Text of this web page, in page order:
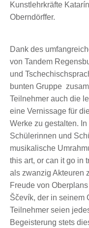
Kunstlehrkräfte
Oberndörffer.
Dank des
von Tandem
und
bunten Gruppe
Teilnehmer auch die
eine Vernissage für
Werke zu gestalten.
Schülerinnen und
musikalische
this art, or can it go in
als zwanzig Akteuren
Freude von
Ščevík, der in seinem
Teilnehmer seien
Begeisterung stets